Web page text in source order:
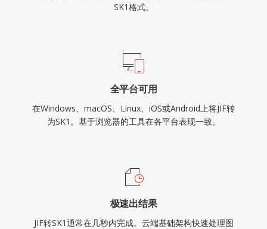
SK1格式。
全平台可用
在Windows、macOS、Linux、iOS或Android上将JIF转
为SK1。基于浏览器的工具在各平台表现一致。
极速出结果
JIF转SK1通常在几秒内完成。云端基础架构快速处理图